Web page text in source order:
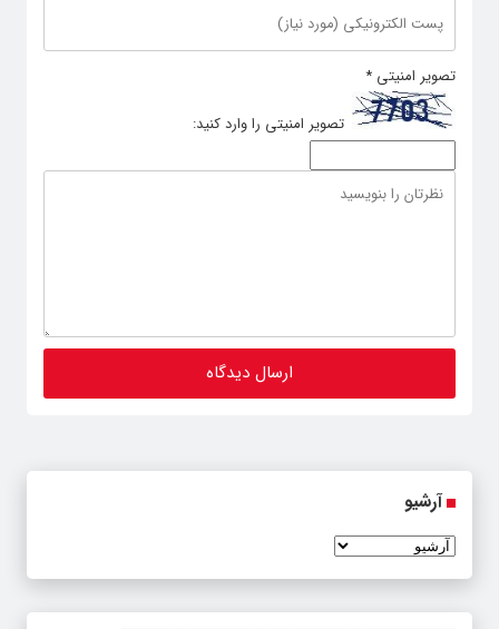
تصویر امنیتی *
تصویر امنیتی را وارد کنید:
آرشیو